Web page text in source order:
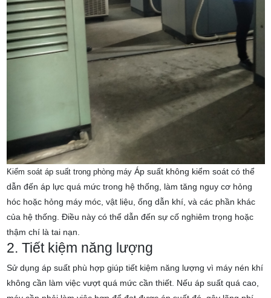
Kiểm soát áp suất trong phòng máy Áp suất không kiểm soát có thể
dẫn đến áp lực quá mức trong hệ thống, làm tăng nguy cơ hỏng
hóc hoặc hỏng máy móc, vật liệu, ống dẫn khí, và các phần khác
của hệ thống. Điều này có thể dẫn đến sự cố nghiêm trọng hoặc
thậm chí là tai nạn.
2. Tiết kiệm năng lượng
Sử dụng áp suất phù hợp giúp tiết kiệm năng lượng vì máy nén khí
không cần làm việc vượt quá mức cần thiết. Nếu áp suất quá cao,